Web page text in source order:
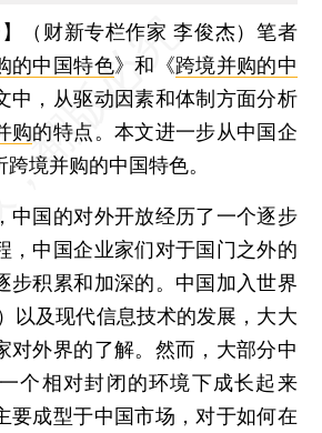
（财新专栏作家 李俊杰） 笔者
的中国特色》和《跨境并购的中
中，从驱动因素和体制方面分析
购的特点。本文进一步从中国企
境并购的中国特色。
国的对外开放经历了一个逐步
，中国企业家们对于国门之外的
步积累和加深的。中国加入世界
以及现代信息技术的发展，大大
对外界的了解。然而，大部分中
个相对封闭的环境下成长起来
要成型于中国市场，对于如何在